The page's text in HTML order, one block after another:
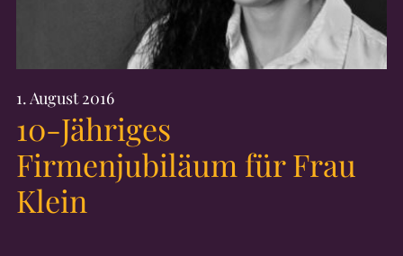
1. August 2016
10-Jähriges
Firmenjubiläum für Frau
Klein